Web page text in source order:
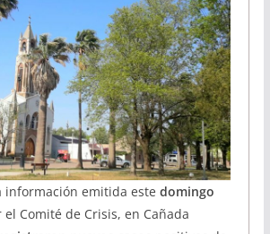
información emitida este domingo
Comité de Crisis, en Cañada